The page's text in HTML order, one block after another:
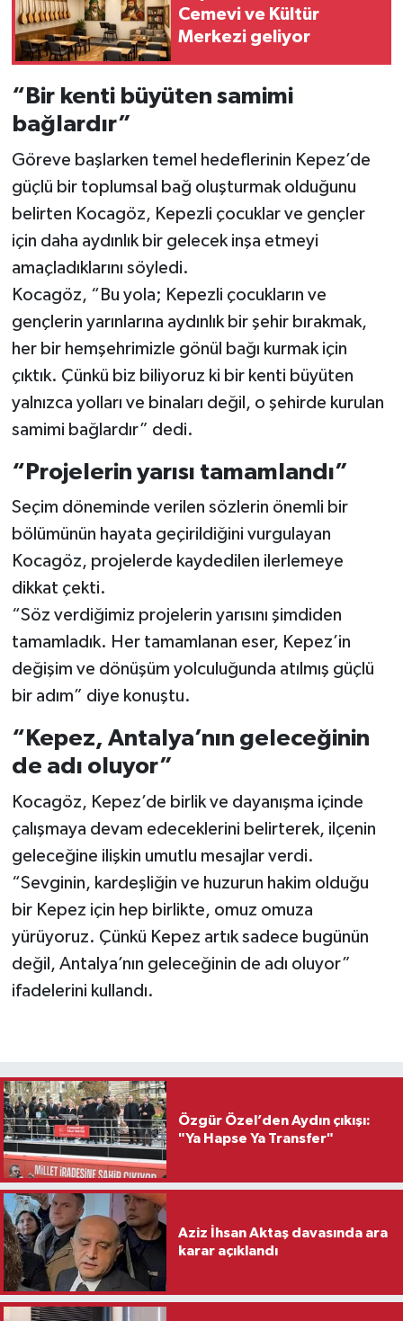
Cemevi ve Kültür
Merkezi geliyor
“Bir kenti büyüten samimi
bağlardır”
Göreve başlarken temel hedeflerinin Kepez’de
güçlü bir toplumsal bağ oluşturmak olduğunu
belirten Kocagöz, Kepezli çocuklar ve gençler
için daha aydınlık bir gelecek inşa etmeyi
amaçladıklarını söyledi.
Kocagöz, “Bu yola; Kepezli çocukların ve
gençlerin yarınlarına aydınlık bir şehir bırakmak,
her bir hemşehrimizle gönül bağı kurmak için
çıktık. Çünkü biz biliyoruz ki bir kenti büyüten
yalnızca yolları ve binaları değil, o şehirde kurulan
samimi bağlardır” dedi.
“Projelerin yarısı tamamlandı”
Seçim döneminde verilen sözlerin önemli bir
bölümünün hayata geçirildiğini vurgulayan
Kocagöz, projelerde kaydedilen ilerlemeye
dikkat çekti.
“Söz verdiğimiz projelerin yarısını şimdiden
tamamladık. Her tamamlanan eser, Kepez’in
değişim ve dönüşüm yolculuğunda atılmış güçlü
bir adım” diye konuştu.
“Kepez, Antalya’nın geleceğinin
de adı oluyor”
Kocagöz, Kepez’de birlik ve dayanışma içinde
çalışmaya devam edeceklerini belirterek, ilçenin
geleceğine ilişkin umutlu mesajlar verdi.
“Sevginin, kardeşliğin ve huzurun hakim olduğu
bir Kepez için hep birlikte, omuz omuza
yürüyoruz. Çünkü Kepez artık sadece bugünün
değil, Antalya’nın geleceğinin de adı oluyor”
ifadelerini kullandı.
Özgür Özel’den Aydın çıkışı:
"Ya Hapse Ya Transfer"
Aziz İhsan Aktaş davasında ara
karar açıklandı